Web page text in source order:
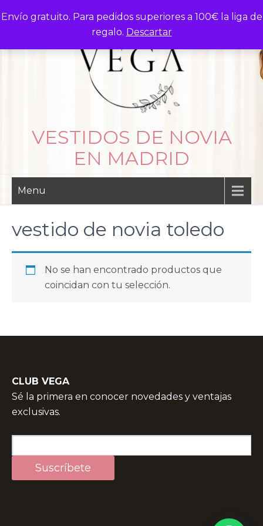
Envío gratuito. Para pedidos superiores a 100€ la liga de
regalo. Descartar
to
VESTIDOS DE NOVIA
EN MADRID
Menu
vestido de novia toledo
No se han encontrado productos que
coincidan con tu selección.
CLUB VEGA
Sé la primera en conocer novedades y ventajas
exclusivas.